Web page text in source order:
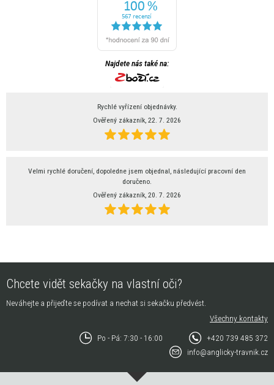
Najdete nás také na:
Rychlé vyřízení objednávky.
Ověřený zákazník, 22. 7. 2026
Velmi rychlé doručení, dopoledne jsem objednal, následující pracovní den
doručeno.
Ověřený zákazník, 20. 7. 2026
Chcete vidět sekačky na vlastní oči?
Neváhejte a přijeďte se podívat a nechat si sekačku předvést.
Všechny kontakty
Po - Pá: 7:30 - 16:00
+420 739 485 372
info@anglicky-travnik.cz